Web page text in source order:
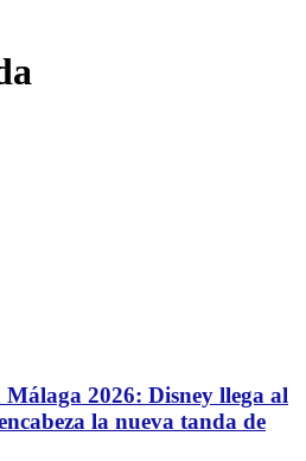
2026: Disney llega al
la nueva tanda de